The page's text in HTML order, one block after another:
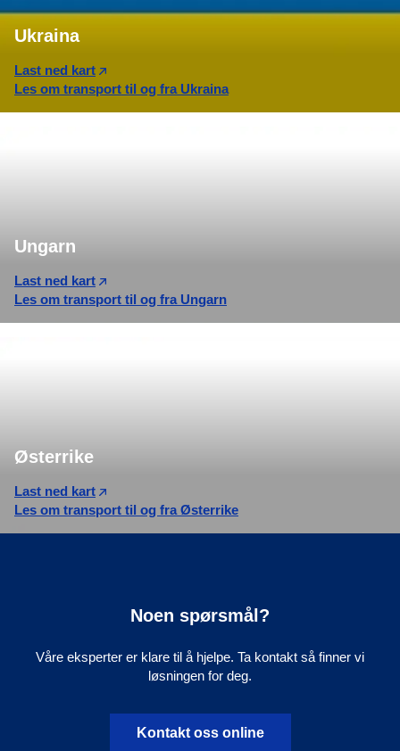
Ukraina
Last ned kart
Les om transport til og fra Ukraina
Ungarn
Last ned kart
Les om transport til og fra Ungarn
Østerrike
Last ned kart
Les om transport til og fra Østerrike
Noen spørsmål?
Våre eksperter er klare til å hjelpe. Ta kontakt så finner vi
løsningen for deg.
Kontakt oss online